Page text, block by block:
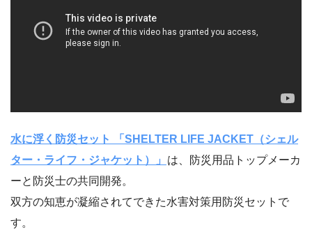
水に浮く防災セット 「SHELTER LIFE JACKET（シェル
ター・ライフ・ジャケット）」
は、防災用品トップメーカ
ーと防災士の共同開発。
双方の知恵が凝縮されてできた水害対策用防災セットで
す。